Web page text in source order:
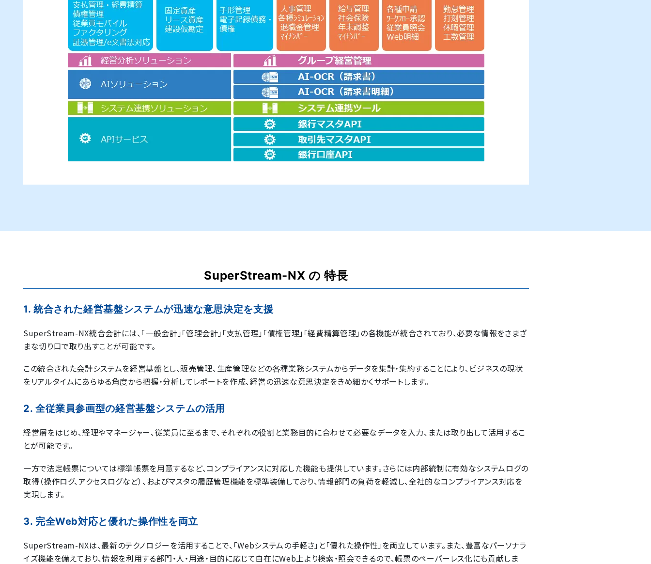
SuperStream-NX の 特長
1. 統合された経営基盤システムが迅速な意思決定を支援
SuperStream-NX統合会計には、「一般会計」「管理会計」「支払管理」「債権管理」「経費精算管理」の各機能が統合されており、必要な情報をさまざ
まな切り口で取り出すことが可能です。
この統合された会計システムを経営基盤とし、販売管理、生産管理などの各種業務システムからデータを集計・集約することにより、ビジネスの現状
をリアルタイムにあらゆる角度から把握・分析してレポートを作成、経営の迅速な意思決定をきめ細かくサポートします。
2. 全従業員参画型の経営基盤システムの活用
経営層をはじめ、経理やマネージャー、従業員に至るまで、それぞれの役割と業務目的に合わせて必要なデータを入力、または取り出して活用するこ
とが可能です。
一方で法定帳票については標準帳票を用意するなど、コンプライアンスに対応した機能も提供しています。さらには内部統制に有効なシステムログの
取得（操作ログ、アクセスログなど）、およびマスタの履歴管理機能を標準装備しており、情報部門の負荷を軽減し、全社的なコンプライアンス対応を
実現します。
3. 完全Web対応と優れた操作性を両立
SuperStream-NXは、最新のテクノロジーを活用することで、「Webシステムの手軽さ」と「優れた操作性」を両立しています。また、豊富なパーソナラ
イズ機能を備えており、情報を利用する部門・人・用途・目的に応じて自在にWeb上より検索・照会できるので、帳票のペーパーレス化にも貢献しま